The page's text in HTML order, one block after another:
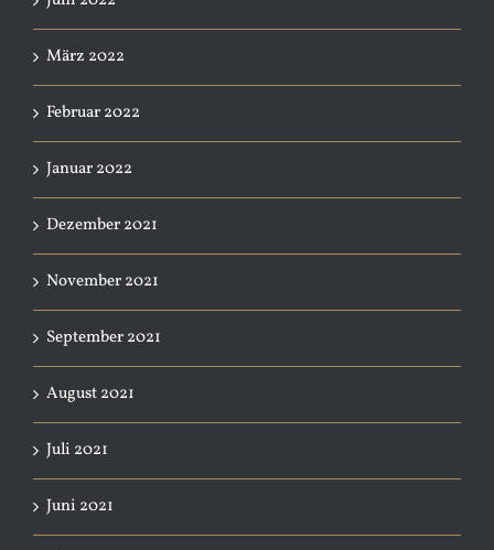
März 2022
Februar 2022
Januar 2022
Dezember 2021
November 2021
September 2021
August 2021
Juli 2021
Juni 2021